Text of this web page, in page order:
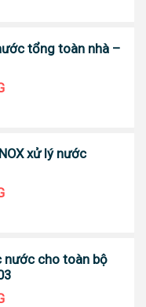
tổng toàn nhà –
xử lý nước
nước cho toàn bộ